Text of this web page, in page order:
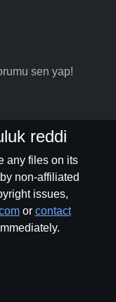
sen yap!
reddi
any files on its
non-affiliated
issues,
or contact